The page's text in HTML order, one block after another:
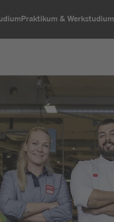
Praktikum & Werkstudium